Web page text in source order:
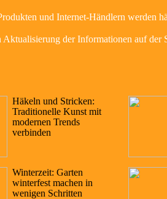
und Internet-Händlern werden
Aktualisierung der Informationen auf der
Häkeln und Stricken:
Traditionelle Kunst mit
modernen Trends
verbinden
Winterzeit: Garten
winterfest machen in
wenigen Schritten